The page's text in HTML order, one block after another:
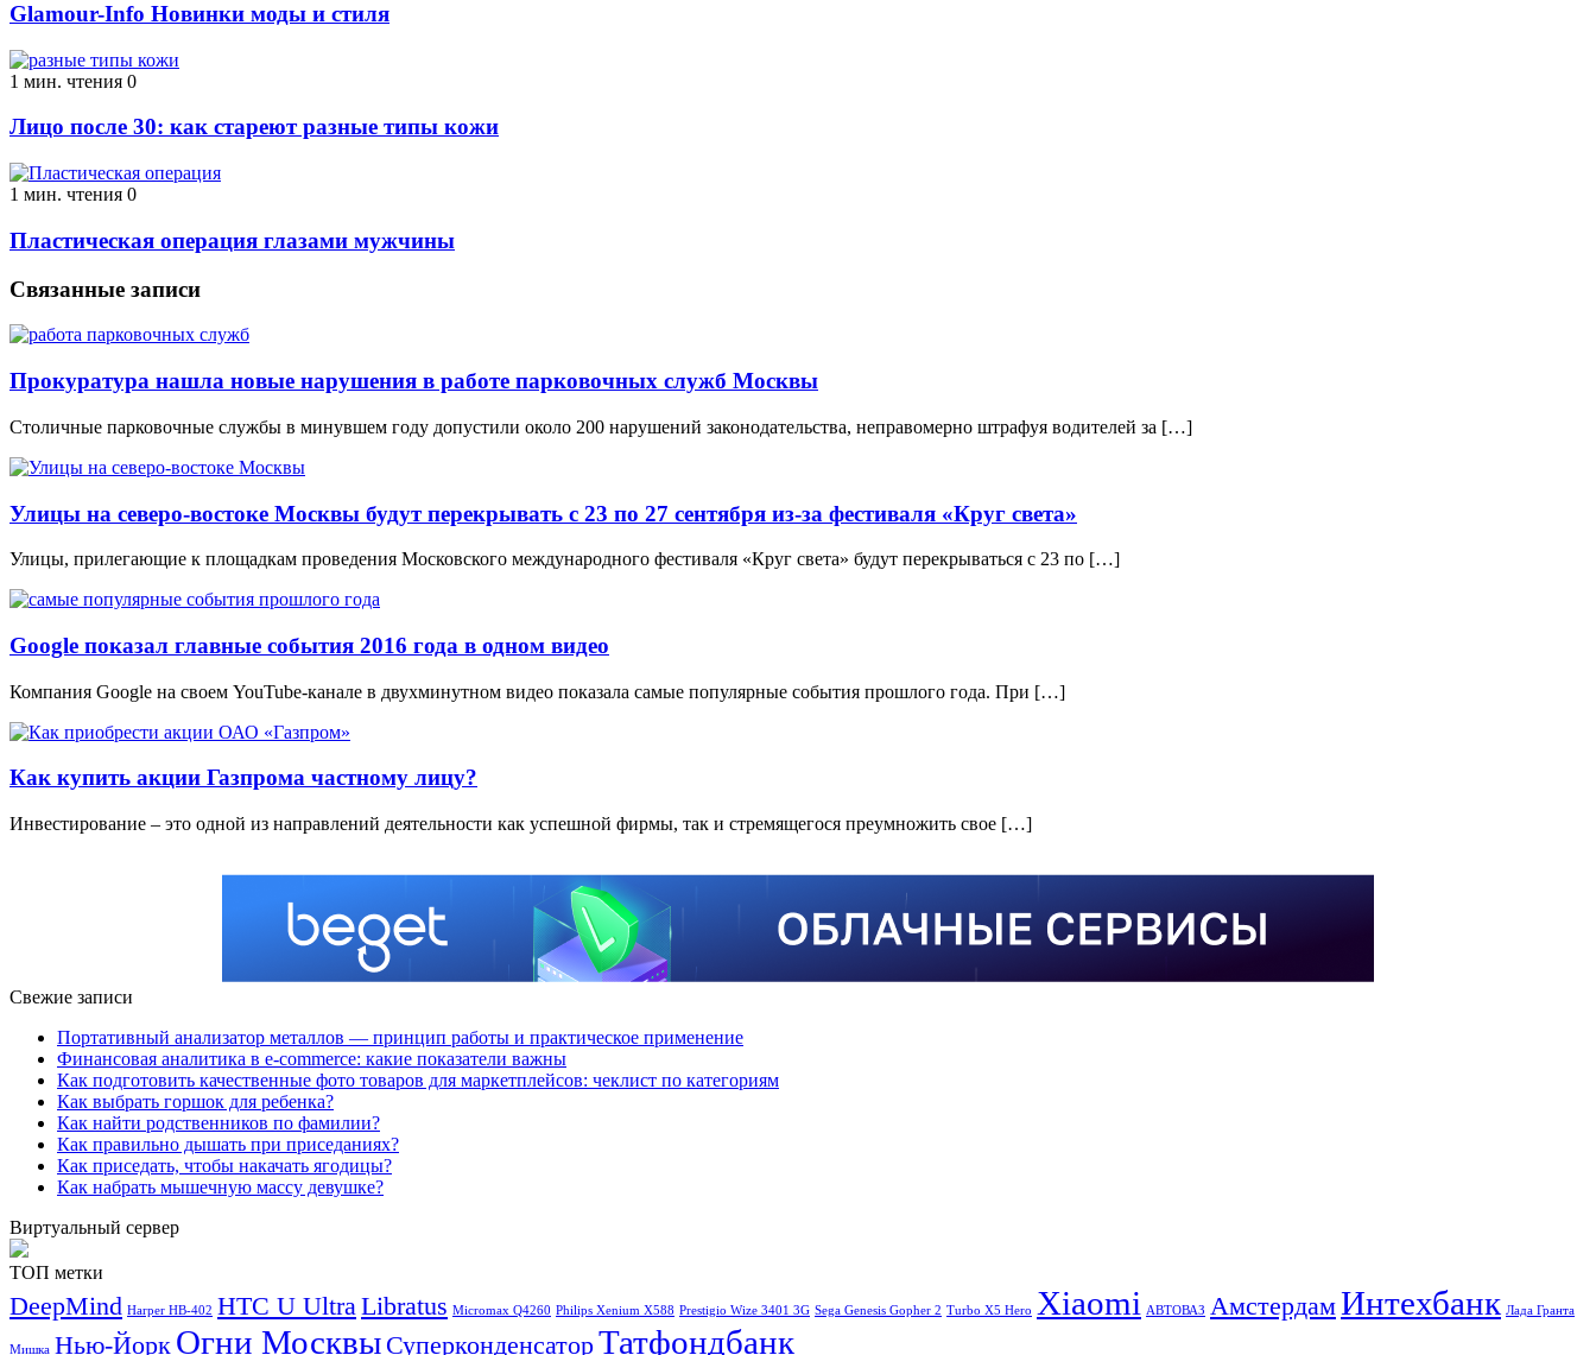
Glamour-Info Новинки моды и стиля
1 мин. чтения 0
Лицо после 30: как стареют разные типы кожи
1 мин. чтения 0
Пластическая операция глазами мужчины
Связанные записи
Прокуратура нашла новые нарушения в работе парковочных служб Москвы
Столичные парковочные службы в минувшем году допустили около 200 нарушений законодательства, неправомерно штрафуя водителей за […]
Улицы на северо-востоке Москвы будут перекрывать с 23 по 27 сентября из-за фестиваля «Круг света»
Улицы, прилегающие к площадкам проведения Московского международного фестиваля «Круг света» будут перекрываться с 23 по […]
Google показал главные события 2016 года в одном видео
Компания Google на своем YouTube-канале в двухминутном видео показала самые популярные события прошлого года. При […]
Как купить акции Газпрома частному лицу?
Инвестирование – это одной из направлений деятельности как успешной фирмы, так и стремящегося преумножить свое […]
Свежие записи
Портативный анализатор металлов — принцип работы и практическое применение
Финансовая аналитика в e-commerce: какие показатели важны
Как подготовить качественные фото товаров для маркетплейсов: чеклист по категориям
Как выбрать горшок для ребенка?
Как найти родственников по фамилии?
Как правильно дышать при приседаниях?
Как приседать, чтобы накачать ягодицы?
Как набрать мышечную массу девушке?
Виртуальный сервер
ТОП метки
DeepMind Harper HB-402 HTC U UltraLibratus Micromax Q4260 Philips Xenium X588 Prestigio Wize 3401 3G Sega Genesis Gopher 2 Turbo X5 Hero Xiaomi АВТОВАЗ АмстердамИнтехбанк Лада Гранта
Мишка Нью-Йорк Огни Москвы СуперконденсаторТатфондбанк